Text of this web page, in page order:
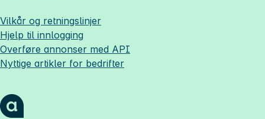
Vilkår og retningslinjer
Hjelp til innlogging
Overføre annonser med API
Nyttige artikler for bedrifter